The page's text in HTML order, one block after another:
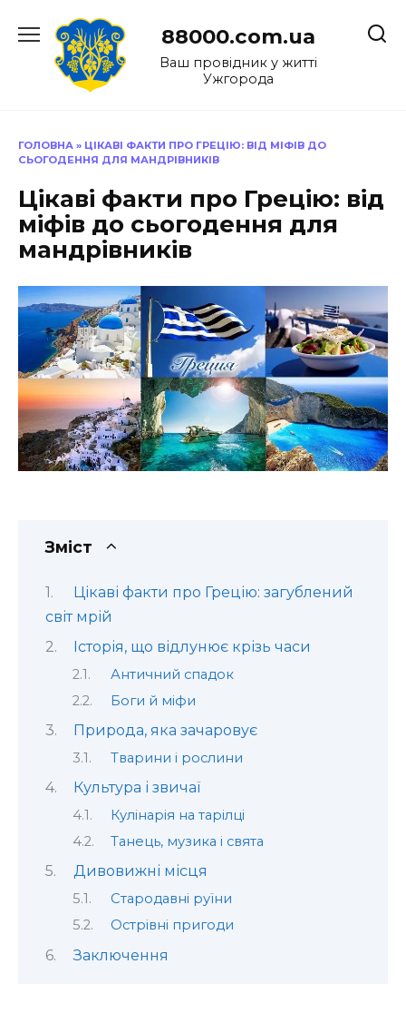
до
88000.com.ua
Ваш провідник у житті
Ужгорода
ГОЛОВНА » ЦІКАВІ ФАКТИ ПРО ГРЕЦІЮ: ВІД МІФІВ ДО
СЬОГОДЕННЯ ДЛЯ МАНДРІВНИКІВ
Цікаві факти про Грецію: від
міфів до сьогодення для
мандрівників
Зміст
Цікаві факти про Грецію: загублений
світ мрій
Історія, що відлунює крізь часи
Античний спадок
Боги й міфи
Природа, яка зачаровує
Тварини і рослини
Культура і звичаї
Кулінарія на тарілці
Танець, музика і свята
Дивовижні місця
Стародавні руїни
Острівні пригоди
Заключення